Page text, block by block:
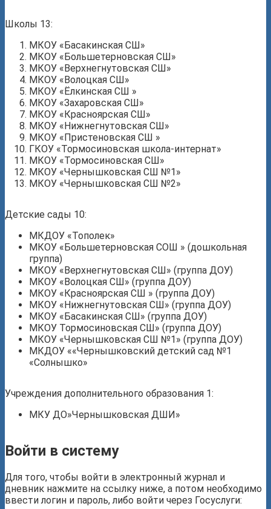
Школы 13:
МКОУ «Басакинская СШ»
МКОУ «Большетерновская СШ»
МКОУ «Верхнегнутовская СШ»
МКОУ «Волоцкая СШ»
МКОУ «Ёлкинская СШ »
МКОУ «Захаровская СШ»
МКОУ «Красноярская СШ»
МКОУ «Нижнегнутовская СШ»
МКОУ «Пристеновская СШ »
ГКОУ «Тормосиновская школа-интернат»
МКОУ «Тормосиновская СШ»
МКОУ «Чернышковская СШ №1»
МКОУ «Чернышковская СШ №2»
Детские сады 10:
МКДОУ «Тополек»
МКОУ «Большетерновская СОШ » (дошкольная
группа)
МКОУ «Верхнегнутовская СШ» (группа ДОУ)
МКОУ «Волоцкая СШ» (группа ДОУ)
МКОУ «Красноярская СШ » (группа ДОУ)
МКОУ «Нижнегнутовская СШ» (группа ДОУ)
МКОУ «Басакинская СШ» (группа ДОУ)
МКОУ Тормосиновская СШ» (группа ДОУ)
МКОУ «Чернышковская СШ №1» (группа ДОУ)
МКДОУ ««Чернышковский детский сад №1
«Солнышко»
Учреждения дополнительного образования 1:
МКУ ДО»Чернышковская ДШИ»
Войти в систему
Для того, чтобы войти в электронный журнал и
дневник нажмите на ссылку ниже, а потом необходимо
ввести логин и пароль, либо войти через Госуслуги: